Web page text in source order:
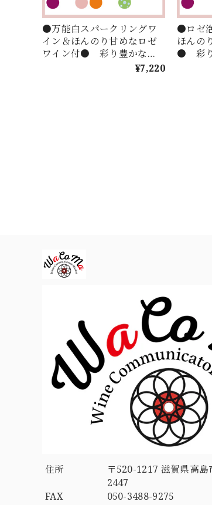
●万能白スパークリングワ
イン＆ほんのり甘めなロゼ
ワイン付● 彩り豊かな
【４色のワイン】を世界中
¥7,220
●ロゼ
ほんの
● 彩り
イン
住所
〒520-1217 滋賀県高島
2447
FAX
050-3488-9275